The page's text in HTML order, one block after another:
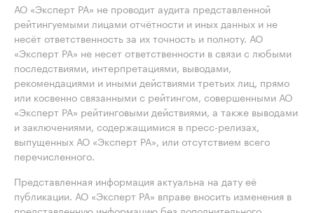
АО «Эксперт РА» не проводит аудита представленной
рейтингуемыми лицами отчётности и иных данных и не
несёт ответственность за их точность и полноту. АО
«Эксперт РА» не несет ответственности в связи с любыми
последствиями, интерпретациями, выводами,
рекомендациями и иными действиями третьих лиц, прямо
или косвенно связанными с рейтингом, совершенными АО
«Эксперт РА» рейтинговыми действиями, а также выводами
и заключениями, содержащимися в пресс-релизах,
выпущенных АО «Эксперт РА», или отсутствием всего
перечисленного.
Представленная информация актуальна на дату её
публикации. АО «Эксперт РА» вправе вносить изменения в